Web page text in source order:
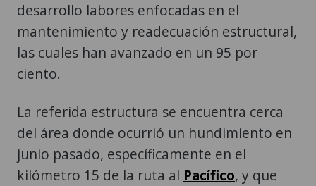
desarrollo labores enfocadas en el
mantenimiento y readecuación estructural,
las cuales han avanzado en un 95 por
ciento.
La referida estructura se encuentra cerca
del área donde ocurrió un hundimiento en
junio pasado, específicamente en el
kilómetro 15 de la ruta al Pacífico, y que